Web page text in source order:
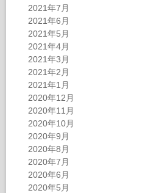
2021年7月
2021年6月
2021年5月
2021年4月
2021年3月
2021年2月
2021年1月
2020年12月
2020年11月
2020年10月
2020年9月
2020年8月
2020年7月
2020年6月
2020年5月